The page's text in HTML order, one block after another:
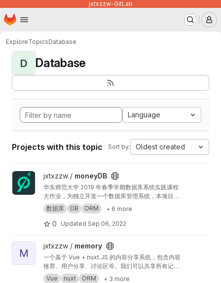
jxtxzzw-GitLab
Skip to main content
Homepage
ExploreTopicsDatabase
D Database
Language
Projects with this topic Sort by: Oldest created
View moneyDB project
jxtxzzw / moneyDB
华东师范大学 2019 年春季学期数据库系统实践课程
大作业，为独立开发一个数据库管理系统，本项目的
选题是物流管理系统。适合新手入门的项目学习，可
以深入了解数据库操作（基于 ORM）以及一些必要
的前后端交互。项目基于 Node.js + Electron +
数据库 DB ORM + 6 more
0 Updated Sep 06, 2022
View memory project
M
jxtxzzw / memory
一个基于 Vue + nuxt.JS 的内容分享系统，包含内容
推荐、用户分享、讨论区等。我们可以共享所有记忆
的最佳存储空间
Vue nuxt ORM + 3 more